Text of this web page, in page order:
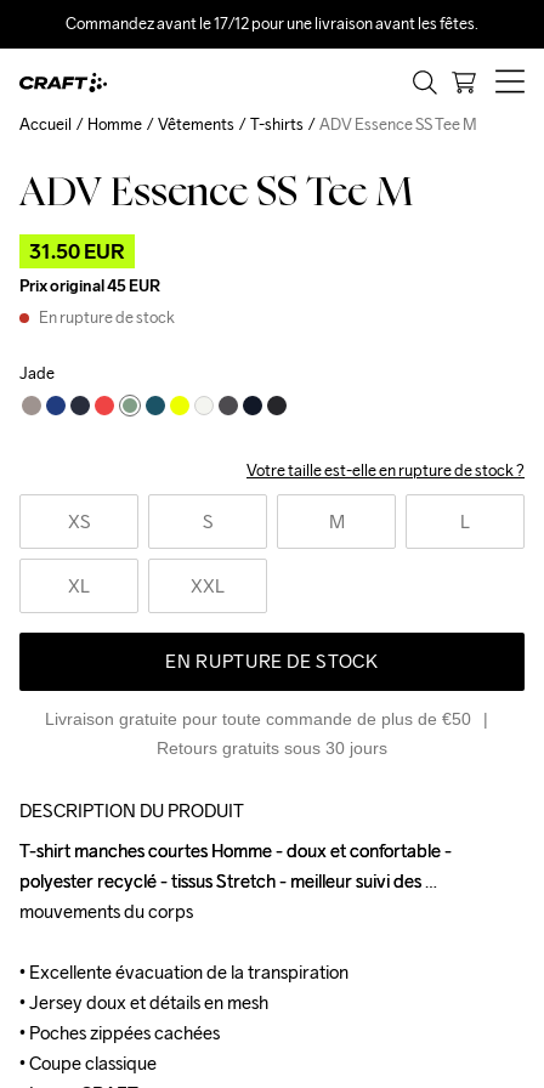
Commandez avant le 17/12 pour une livraison avant les fêtes.
ADV Essence SS Tee M
31.50 EUR
Prix original45 EUR
En rupture de stock
Jade
Votre taille est-elle en rupture de stock ?
XS S M L
XL XXL
EN RUPTURE DE STOCK
Livraison gratuite pour toute commande de plus de €50
Retours gratuits sous 30 jours
Accueil Homme Vêtements T-shirts ADV Essence SS Tee M
Outlet
DESCRIPTION DU PRODUIT
T-shirt manches courtes Homme - doux et confortable -
polyester recyclé - tissus Stretch - meilleur suivi des
mouvements du corps
• Excellente évacuation de la transpiration
• Jersey doux et détails en mesh
• Poches zippées cachées
• Coupe classique
T-shirt manches courtes Homme - doux et confortable -
polyester recyclé - tissus Stretch - meilleur suivi des
mouvements du corps
• Excellente évacuation de la transpiration
• Jersey doux et détails en mesh
• Poches zippées cachées
• Coupe classique